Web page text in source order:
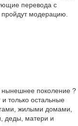
перевода с
пройдут модерацию.
нынешнее поколение ?
только остальные
жилыми домами,
деды, матери и